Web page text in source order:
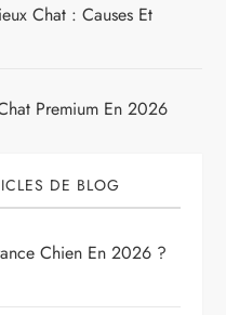
Chat : Causes Et
Premium En 2026
DE BLOG
Chien En 2026 ?